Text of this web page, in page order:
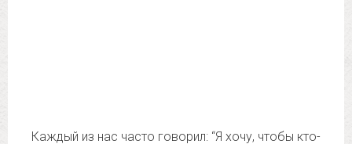
Каждый из нас часто говорил: “Я хочу, чтобы кто-